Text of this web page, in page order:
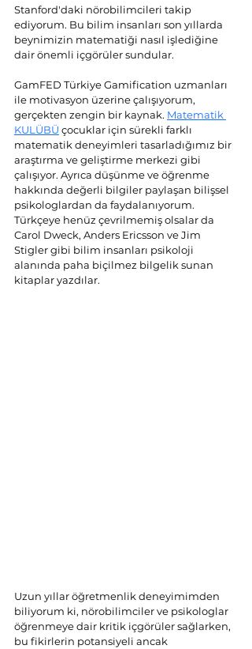
Stanford'daki nörobilimcileri takip
ediyorum. Bu bilim insanları son yıllarda
beynimizin matematiği nasıl işlediğine
dair önemli içgörüler sundular.
GamFED Türkiye Gamification uzmanları
ile motivasyon üzerine çalışıyorum,
gerçekten zengin bir kaynak. Matematik
KULÜBÜ çocuklar için sürekli farklı
matematik deneyimleri tasarladığımız bir
araştırma ve geliştirme merkezi gibi
çalışıyor. Ayrıca düşünme ve öğrenme
hakkında değerli bilgiler paylaşan bilişsel
psikologlardan da faydalanıyorum.
Türkçeye henüz çevrilmemiş olsalar da
Carol Dweck, Anders Ericsson ve Jim
Stigler gibi bilim insanları psikoloji
alanında paha biçilmez bilgelik sunan
kitaplar yazdılar.
Uzun yıllar öğretmenlik deneyimimden
biliyorum ki, nörobilimciler ve psikologlar
öğrenmeye dair kritik içgörüler sağlarken,
bu fikirlerin potansiyeli ancak